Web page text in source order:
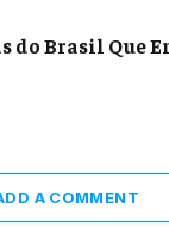
do Brasil Que
A COMMENT